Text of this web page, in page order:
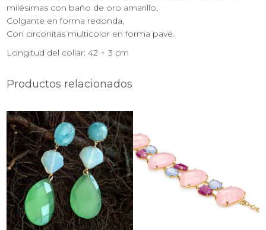
milésimas con baño de oro amarillo,
Colgante en forma redonda,
Con circonitas multicolor en forma pavé.
Longitud del collar: 42 + 3 cm
Productos relacionados